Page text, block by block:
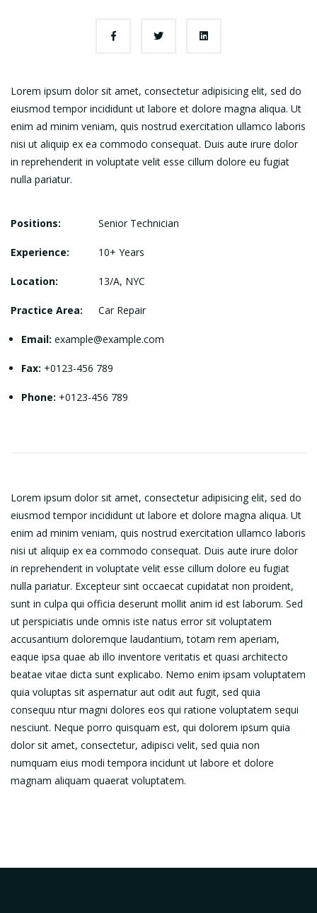
Lorem ipsum dolor sit amet, consectetur adipisicing elit, sed do
eiusmod tempor incididunt ut labore et dolore magna aliqua. Ut
enim ad minim veniam, quis nostrud exercitation ullamco laboris
nisi ut aliquip ex ea commodo consequat. Duis aute irure dolor
in reprehenderit in voluptate velit esse cillum dolore eu fugiat
nulla pariatur.
Positions: Senior Technician
Experience: 10+ Years
Location: 13/A, NYC
Practice Area: Car Repair
Email: example@example.com
Fax: +0123-456 789
Phone: +0123-456 789
Lorem ipsum dolor sit amet, consectetur adipisicing elit, sed do
eiusmod tempor incididunt ut labore et dolore magna aliqua. Ut
enim ad minim veniam, quis nostrud exercitation ullamco laboris
nisi ut aliquip ex ea commodo consequat. Duis aute irure dolor
in reprehenderit in voluptate velit esse cillum dolore eu fugiat
nulla pariatur. Excepteur sint occaecat cupidatat non proident,
sunt in culpa qui officia deserunt mollit anim id est laborum. Sed
ut perspiciatis unde omnis iste natus error sit voluptatem
accusantium doloremque laudantium, totam rem aperiam,
eaque ipsa quae ab illo inventore veritatis et quasi architecto
beatae vitae dicta sunt explicabo. Nemo enim ipsam voluptatem
quia voluptas sit aspernatur aut odit aut fugit, sed quia
consequu ntur magni dolores eos qui ratione voluptatem sequi
nesciunt. Neque porro quisquam est, qui dolorem ipsum quia
dolor sit amet, consectetur, adipisci velit, sed quia non
numquam eius modi tempora incidunt ut labore et dolore
magnam aliquam quaerat voluptatem.